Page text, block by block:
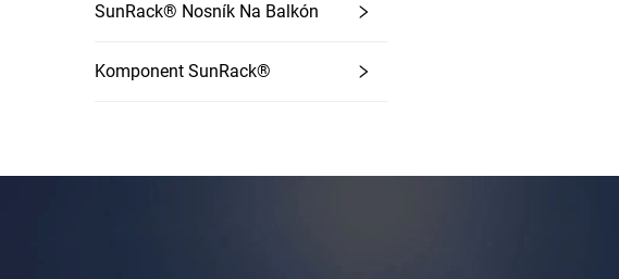
SunRack® Nosník Na Balkón
Komponent SunRack®